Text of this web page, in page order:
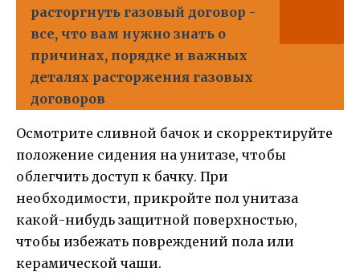
расторгнуть газовый договор -
все, что вам нужно знать о
причинах, порядке и важных
деталях расторжения газовых
договоров
Осмотрите сливной бачок и скорректируйте
положение сидения на унитазе, чтобы
облегчить доступ к бачку. При
необходимости, прикройте пол унитаза
какой-нибудь защитной поверхностью,
чтобы избежать повреждений пола или
керамической чаши.